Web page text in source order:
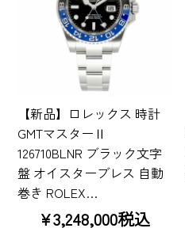
【新品】ロレックス 時計
GMTマスターⅡ
126710BLNR ブラック文字
盤 オイスターブレス 自動
巻き ROLEX…
¥3,248,000税込